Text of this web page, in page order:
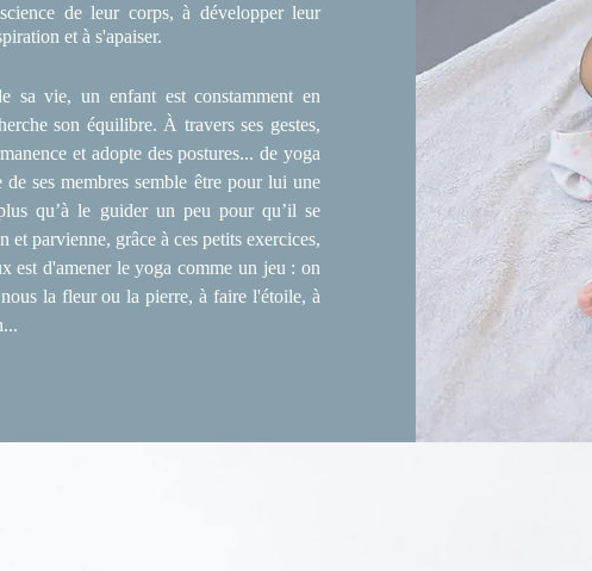
de leur corps, à développer leur
et à s'apaiser.
sa vie, un enfant est constamment en
son équilibre. À travers ses gestes,
et adopte des postures... de yoga
ses membres semble être pour lui une
qu’à le guider un peu pour qu’il se
et parvienne, grâce à ces petits exercices,
est d'amener le yoga comme un jeu : on
la fleur ou la pierre, à faire l'étoile, à